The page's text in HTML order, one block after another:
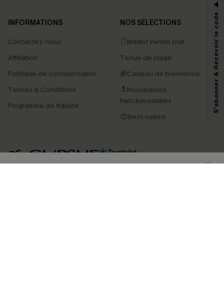
INFORMATIONS
Contactez-nous
Affiliation
Politique de confidentialité
Termes & Conditions
Programme de fidélité
NOS SÉLECTIONS
🩱Maillot ventre plat
Tenue de plage
🎁Cadeau de bienvenue
🔝Nouveautés
hebdomadaires
😍Best-sellers
4.4
marketing (y compris du contenu généré par l'IA) de Cupshe et
pouvons utiliser les données collectées sur notre site ainsi que des
savoir si ceux-ci ont été ouverts, de mesurer votre engagement, de
personnaliser nos contenus et nos offres, et de vous recommander des
produits susceptibles de vous intéresser, conformément à notre
Politique de
. Vous pouvez vous désabonner à tout moment.
S'abonner & Recevoir le code